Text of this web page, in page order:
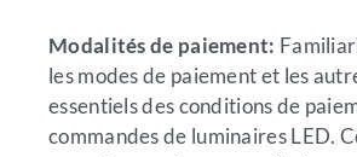
Modalités de paiement:
les modes de paiement et les
essentiels des conditions de
commandes de luminaires LED.